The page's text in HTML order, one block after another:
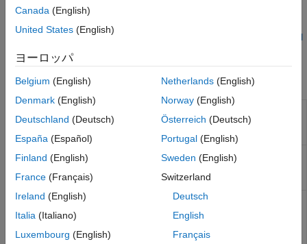
Simulation 3D ブロックのクラスを使用して、MATLAB および
す。はじめに、Transition Aero.VirtualRealityAnimation to Unreal
Engine 3D Environment
クラス
node object for use with
virtual reality animation
Aero.Viewpoint
(To be removed) Create
virtual reality animation
Aero.VirtualRealityAnimation
仮想現実アニメーションオ
ブジェクトを使用して航空
宇宙アニメーションを視覚
化する
Canada (English)
United States (English)
ヨーロッパ
Belgium (English)
Denmark (English)
Deutschland (Deutsch)
España (Español)
Finland (English)
France (Français)
Ireland (English)
Italia (Italiano)
Luxembourg (English)
Netherlands(English)
Norway(English)
Österreich (Deutsch)
Portugal(English)
Sweden (English)
Switzerland
Deutsch
English
Français